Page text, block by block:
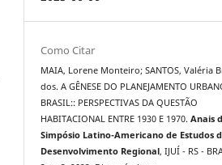
Como Citar
MAIA, Lorene Monteiro; SANTOS, Valéria
dos. A GÊNESE DO PLANEJAMENTO
BRASIL:: PERSPECTIVAS DA QUESTÃO
HABITACIONAL ENTRE 1930 E 1970.Anais
Simpósio Latino-Americano de Estudos
Desenvolvimento Regional, IJUÍ - RS -